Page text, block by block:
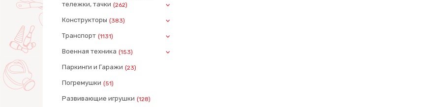
тележки, тачки (262)
Конструкторы (383)
Транспорт (1131)
Военная техника (153)
Паркинги и Гаражи (23)
Погремушки (51)
Развивающие игрушки (128)